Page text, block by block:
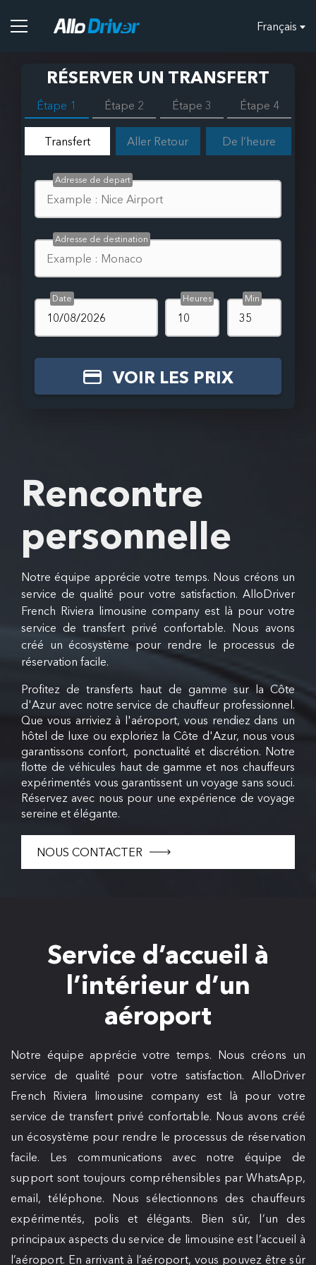
Français
RÉSERVER UN TRANSFERT
Étape 1 Étape 2 Étape 3 Étape 4
Transfert Aller Retour De l’heure
Adresse de depart
Adresse de destination
Date Heures Min
VOIR LES PRIX
Rencontre
personnelle
Notre équipe apprécie votre temps. Nous créons un
service de qualité pour votre satisfaction. AlloDriver
French Riviera limousine company est là pour votre
service de transfert privé confortable. Nous avons
créé un écosystème pour rendre le processus de
réservation facile.
Profitez de transferts haut de gamme sur la Côte
d'Azur avec notre service de chauffeur professionnel.
Que vous arriviez à l'aéroport, vous rendiez dans un
hôtel de luxe ou exploriez la Côte d'Azur, nous vous
garantissons confort, ponctualité et discrétion. Notre
flotte de véhicules haut de gamme et nos chauffeurs
expérimentés vous garantissent un voyage sans souci.
Réservez avec nous pour une expérience de voyage
sereine et élégante.
NOUS CONTACTER
Service d’accueil à
l’intérieur d’un
aéroport
Notre équipe apprécie votre temps. Nous créons un
service de qualité pour votre satisfaction. AlloDriver
French Riviera limousine company est là pour votre
service de transfert privé confortable. Nous avons créé
un écosystème pour rendre le processus de réservation
facile. Les communications avec notre équipe de
support sont toujours compréhensibles par WhatsApp,
email, téléphone. Nous sélectionnons des chauffeurs
expérimentés, polis et élégants. Bien sûr, l’un des
principaux aspects du service de limousine est l’accueil à
l’aéroport. En arrivant à l’aéroport, vous pouvez être sûr